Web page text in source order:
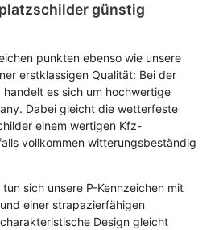
günstig
punkten ebenso wie unsere
erstklassigen Qualität: Bei der
es sich um hochwertige
Dabei gleicht die wetterfeste
einem wertigen Kfz-
vollkommen witterungsbeständig
sich unsere P-Kennzeichen mit
einer strapazierfähigen
Design gleicht